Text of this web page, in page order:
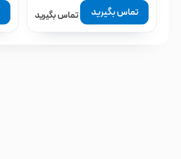
تماس بگیرید تماس بگیرید